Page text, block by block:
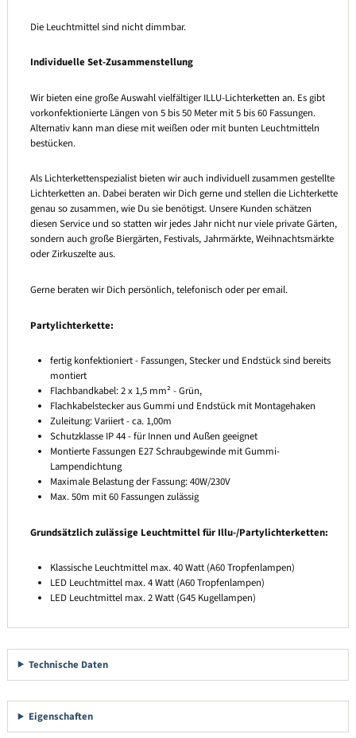
Die Leuchtmittel sind nicht dimmbar.
Individuelle Set-Zusammenstellung
Wir bieten eine große Auswahl vielfältiger ILLU-Lichterketten an. Es gibt
vorkonfektionierte Längen von 5 bis 50 Meter mit 5 bis 60 Fassungen.
Alternativ kann man diese mit weißen oder mit bunten Leuchtmitteln
bestücken.
Als Lichterkettenspezialist bieten wir auch individuell zusammen gestellte
Lichterketten an. Dabei beraten wir Dich gerne und stellen die Lichterkette
genau so zusammen, wie Du sie benötigst. Unsere Kunden schätzen
diesen Service und so statten wir jedes Jahr nicht nur viele private Gärten,
sondern auch große Biergärten, Festivals, Jahrmärkte, Weihnachtsmärkte
oder Zirkuszelte aus.
Gerne beraten wir Dich persönlich, telefonisch oder per email.
Partylichterkette:
fertig konfektioniert - Fassungen, Stecker und Endstück sind bereits
montiert
Flachbandkabel: 2 x 1,5 mm² - Grün,
Flachkabelstecker aus Gummi und Endstück mit Montagehaken
Zuleitung: Variiert - ca. 1,00m
Schutzklasse IP 44 - für Innen und Außen geeignet
Montierte Fassungen E27 Schraubgewinde mit Gummi-
Lampendichtung
Maximale Belastung der Fassung: 40W/230V
Max. 50m mit 60 Fassungen zulässig
Grundsätzlich zulässige Leuchtmittel für Illu-/Partylichterketten:
Klassische Leuchtmittel max. 40 Watt (A60 Tropfenlampen)
LED Leuchtmittel max. 4 Watt (A60 Tropfenlampen)
LED Leuchtmittel max. 2 Watt (G45 Kugellampen)
Technische Daten
Eigenschaften